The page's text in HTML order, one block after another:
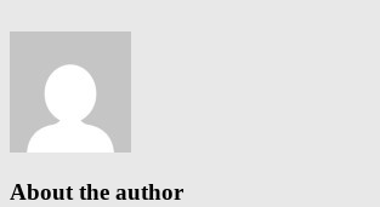
About the author